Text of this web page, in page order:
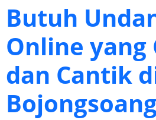
Butuh
Online yang
dan Cantik